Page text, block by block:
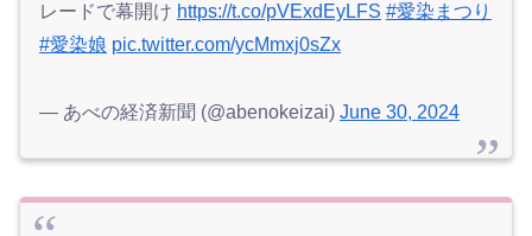
レードで幕開け https://t.co/pVExdEyLFS #愛染まつり
#愛染娘 pic.twitter.com/ycMmxj0sZx
— あべの経済新聞 (@abenokeizai) June 30, 2024